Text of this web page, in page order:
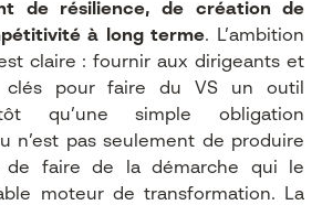
de résilience, de création de
à long terme. L’ambition
claire : fournir aux dirigeants et
clés pour faire du VS un outil
qu’une simple obligation
n’est pas seulement de produire
de faire de la démarche qui le
moteur de transformation. La